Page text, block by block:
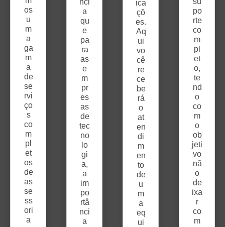
os
u
m
a
ga
m
a
de
se
rvi
ço
s
co
m
pl
et
os
de
as
se
ss
ori
a
nci
a
qu
e
pa
ra
as
e
m
pr
es
as
de
tec
no
lo
gi
a,
a
im
po
rtâ
nci
a
ica
çõ
es.
Aq
ui
vo
cê
re
ce
be
rá
o
at
en
di
m
en
to
de
u
m
a
eq
ui
po
rte
co
m
pl
et
o,
te
nd
o
co
m
o
ob
jeti
vo
nã
o
de
ixa
r
co
m